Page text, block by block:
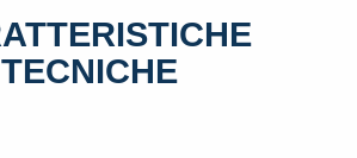
TECNICHE